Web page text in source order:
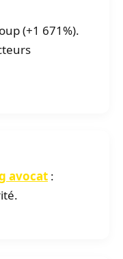
(+1 671%).
avocat :